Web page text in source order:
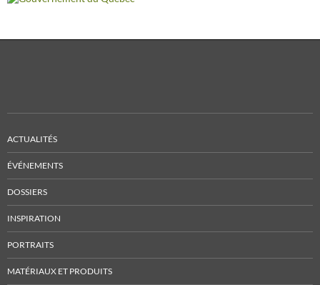
ACTUALITÉS
ÉVÉNEMENTS
DOSSIERS
INSPIRATION
PORTRAITS
MATÉRIAUX ET PRODUITS